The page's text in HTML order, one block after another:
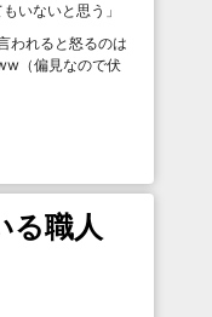
いないと思う 」
われると怒るのは
（偏見なので伏
る職人